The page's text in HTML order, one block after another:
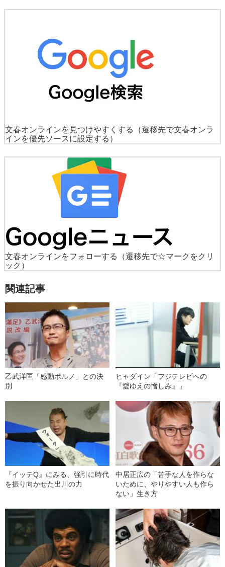
文春オンラインを見つけやすくする
（遷移先で文春オンラ
インを優先ソースに設定する）
文春オンラインをフォローする
（遷移先で☆マークをクリ
ック）
関連記事
乙武洋匡「感動ポルノ」との決
別
ヒャダイン「フジテレビへの
『愛ゆえの憎しみ』」
『イッテQ』にみる、強引に時代
を振り向かせた出川の力
中居正広の「苦手な人を作らな
いために、やりやすい人も作ら
ない」生き方